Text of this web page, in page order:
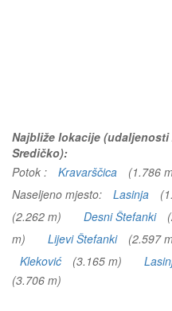
Najbliže lokacije
Sredičko):
Potok :
Kravarščica
(1.786
Naseljeno mjesto:
Lasinja
(2.262 m)
Desni Štefanki
m)
Lijevi Štefanki (2.597
Kleković
(3.165 m)
(3.706 m)